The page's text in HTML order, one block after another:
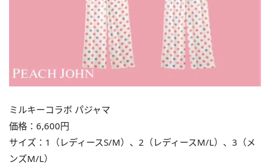
ミルキーコラボ パジャマ
価格：6,600円
サイズ：1（レディースS/M）、2（レディースM/L）、3（メ
ンズM/L）